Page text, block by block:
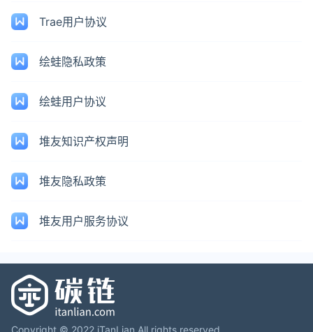
Trae用户协议
绘蛙隐私政策
绘蛙用户协议
堆友知识产权声明
堆友隐私政策
堆友用户服务协议
Copyright © 2022 iTanLian All rights reserved.